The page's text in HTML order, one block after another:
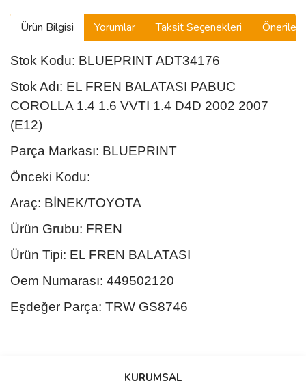
Ürün Bilgisi Yorumlar Taksit Seçenekleri
Stok Kodu: BLUEPRINT ADT34176
Stok Adı: EL FREN BALATASI PABUC
COROLLA 1.4 1.6 VVTI 1.4 D4D 2002 2007
(E12)
Parça Markası: BLUEPRINT
Önceki Kodu:
Araç: BİNEK/TOYOTA
Ürün Grubu: FREN
Ürün Tipi: EL FREN BALATASI
Oem Numarası: 449502120
Eşdeğer Parça: TRW GS8746
Bu ürüne ilk yorumu siz yapın!
KURUMSAL